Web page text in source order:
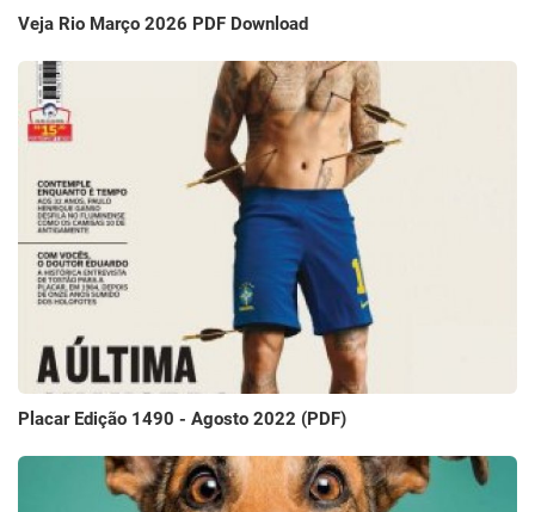
Veja Rio Março 2026 PDF Download
Placar Edição 1490 - Agosto 2022 (PDF)